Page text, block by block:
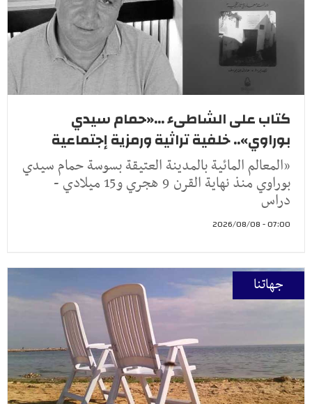
كتاب على الشاطىء ...«حمام سيدي
بوراوي».. خلفية تراثية ورمزية إجتماعية
«المعالم المائية بالمدينة العتيقة بسوسة حمام سيدي
بوراوي منذ نهاية القرن 9 هجري و15 ميلادي -
دراس
07:00 - 2026/08/08
جهاتنا